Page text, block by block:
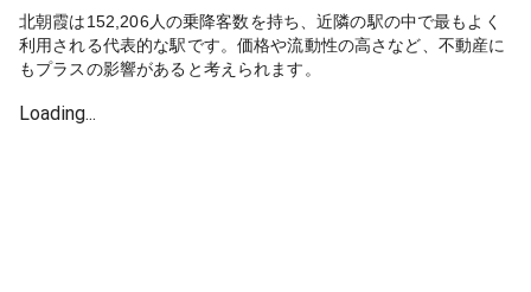
北朝霞は152,206人の乗降客数を持ち、近隣の駅の中で最もよく
利用される代表的な駅です。価格や流動性の高さなど、不動産に
もプラスの影響があると考えられます。
Loading...